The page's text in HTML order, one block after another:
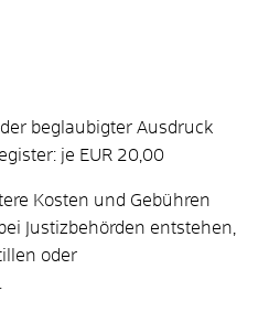
beglaubigter Ausdruck
je EUR 20,00
Kosten und Gebühren
Justizbehörden entstehen,
oder